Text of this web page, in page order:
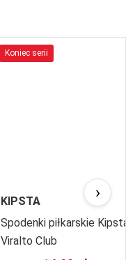
Koniec serii
KIPSTA
Spodenki piłkarskie
Viralto Club
›